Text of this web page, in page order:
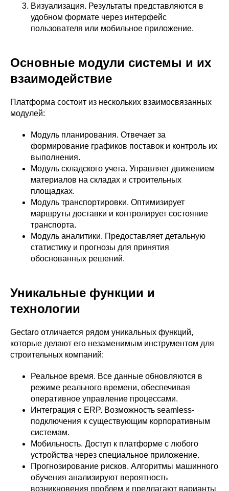
Визуализация. Результаты представляются в
удобном формате через интерфейс
пользователя или мобильное приложение.
Основные модули системы и их
взаимодействие
Платформа состоит из нескольких взаимосвязанных
модулей:
Модуль планирования. Отвечает за
формирование графиков поставок и контроль их
выполнения.
Модуль складского учета. Управляет движением
материалов на складах и строительных
площадках.
Модуль транспортировки. Оптимизирует
маршруты доставки и контролирует состояние
транспорта.
Модуль аналитики. Предоставляет детальную
статистику и прогнозы для принятия
обоснованных решений.
Уникальные функции и
технологии
Gectaro отличается рядом уникальных функций,
которые делают его незаменимым инструментом для
строительных компаний:
Реальное время. Все данные обновляются в
режиме реального времени, обеспечивая
оперативное управление процессами.
Интеграция с ERP. Возможность seamless-
подключения к существующим корпоративным
системам.
Мобильность. Доступ к платформе с любого
устройства через специальное приложение.
Прогнозирование рисков. Алгоритмы машинного
обучения анализируют вероятность
возникновения проблем и предлагают варианты